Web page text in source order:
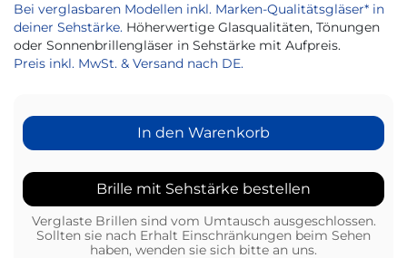
Bei verglasbaren Modellen inkl. Marken-Qualitätsgläser* in
deiner Sehstärke. Höherwertige Glasqualitäten, Tönungen
oder Sonnenbrillengläser in Sehstärke mit Aufpreis.
Preis inkl. MwSt. & Versand nach DE.
In den Warenkorb
Brille mit Sehstärke bestellen
Verglaste Brillen sind vom Umtausch ausgeschlossen.
Sollten sie nach Erhalt Einschränkungen beim Sehen
haben, wenden sie sich bitte an uns.